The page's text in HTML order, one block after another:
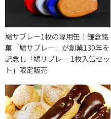
鳩サブレー1枚の専用缶！鎌倉銘
菓「鳩サブレー」が創業130年を
記念し「鳩サブレー 1枚入缶セッ
ト」限定販売